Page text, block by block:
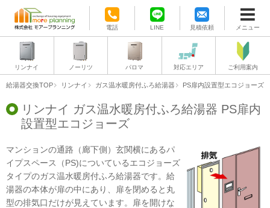
電話 LINE 見積依頼 メニュー
リンナイ ノーリツ パロマ 対応エリア ご利用案内
給湯器交換TOP リンナイ ガス温水暖房付ふろ給湯器 PS扉内設置型エコジョーズ
リンナイ ガス温水暖房付ふろ給湯器 PS扉内
設置型エコジョーズ
マンションの通路（廊下側）玄関横にあるパ
イプスペース（PS)についているエコジョーズ
タイプのガス温水暖房付ふろ給湯器です。給
湯器の本体が扉の中にあり、扉を閉めると丸
型の排気口だけが見えています。扉を開けな